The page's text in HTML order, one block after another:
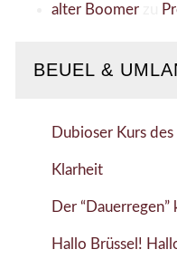
alter Boomerzu
BEUEL &
Dubioser Kurs
Klarheit
Der
Hallo Brüssel!